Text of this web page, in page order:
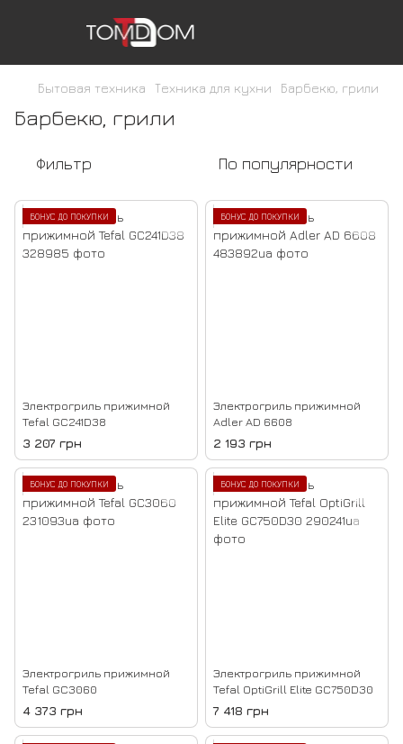
Бытовая техника Техника для кухни Барбекю, грили
Барбекю, грили
Фильтр По популярности
БОНУС ДО ПОКУПКИ
Электрогриль прижимной
Tefal GC241D38
3 207 грн
БОНУС ДО ПОКУПКИ
Электрогриль прижимной
Adler AD 6608
2 193 грн
БОНУС ДО ПОКУПКИ
Электрогриль прижимной
Tefal GC3060
4 373 грн
БОНУС ДО ПОКУПКИ
Электрогриль прижимной
Tefal OptiGrill Elite GC750D30
7 418 грн